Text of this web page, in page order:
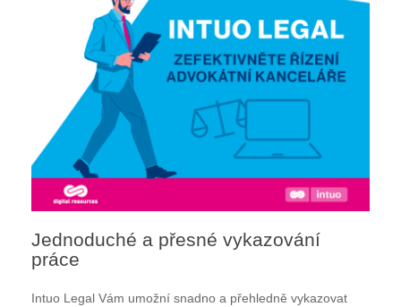
Jednoduché a přesné vykazování
práce
Intuo Legal Vám umožní snadno a přehledně vykazovat